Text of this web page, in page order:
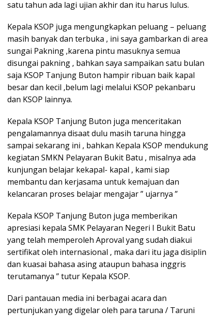
satu tahun ada lagi ujian akhir dan itu harus lulus.
Kepala KSOP juga mengungkapkan peluang – peluang
masih banyak dan terbuka , ini saya gambarkan di area
sungai Pakning ,karena pintu masuknya semua
disungai pakning , bahkan saya sampaikan satu bulan
saja KSOP Tanjung Buton hampir ribuan baik kapal
besar dan kecil ,belum lagi melalui KSOP pekanbaru
dan KSOP lainnya.
Kepala KSOP Tanjung Buton juga menceritakan
pengalamannya disaat dulu masih taruna hingga
sampai sekarang ini , bahkan Kepala KSOP mendukung
kegiatan SMKN Pelayaran Bukit Batu , misalnya ada
kunjungan belajar kekapal- kapal , kami siap
membantu dan kerjasama untuk kemajuan dan
kelancaran proses belajar mengajar ” ujarnya ”
Kepala KSOP Tanjung Buton juga memberikan
apresiasi kepala SMK Pelayaran Negeri I Bukit Batu
yang telah memperoleh Aproval yang sudah diakui
sertifikat oleh internasional , maka dari itu jaga disiplin
dan kuasai bahasa asing ataupun bahasa inggris
terutamanya ” tutur Kepala KSOP.
Dari pantauan media ini berbagai acara dan
pertunjukan yang digelar oleh para taruna / Taruni